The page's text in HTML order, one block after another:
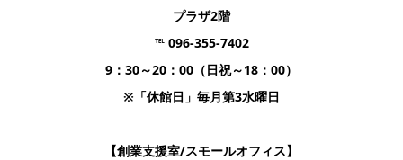
プラザ2階
℡ 096-355-7402
9：30～20：00（日祝～18：00）
※「休館日」毎月第3水曜日
【創業支援室/スモールオフィス】